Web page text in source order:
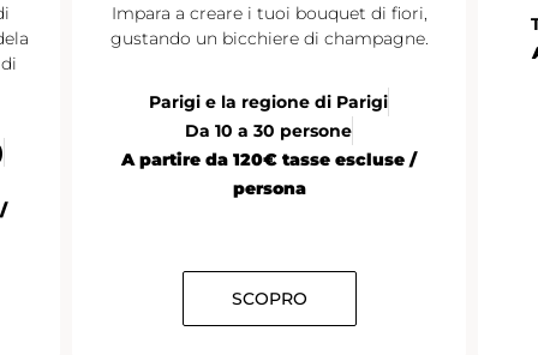
Impara a creare i tuoi bouquet di fiori,
gustando un bicchiere di champagne.
Parigi e la regione di Parigi
Da 10 a 30 persone
A partire da 120€ tasse escluse /
persona
SCOPRO